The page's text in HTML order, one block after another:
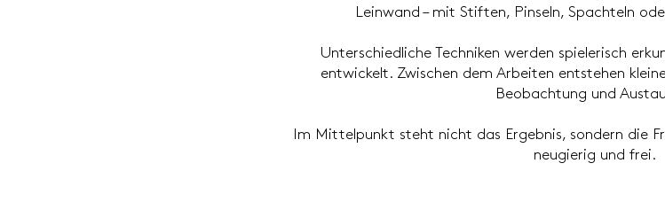
Leinwand – mit Stiften, Pinseln, Spachteln
Unterschiedliche Techniken werden spielerisch
entwickelt. Zwischen dem Arbeiten entstehen
Beobachtung und
Im Mittelpunkt steht nicht das Ergebnis, sondern die
neugierig und frei.